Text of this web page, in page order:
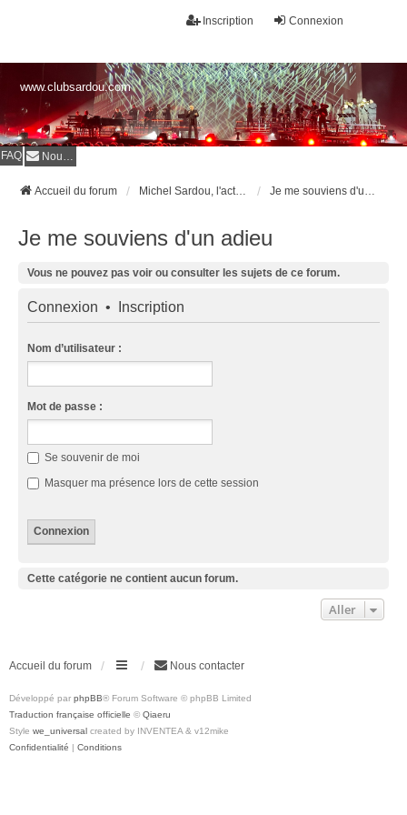
Connexion
Inscription
www.clubsardou.com
FAQ Nous contacter
Accueil du forum Michel Sardou, l'actualité Je me souviens d'un adieu
Je me souviens d'un adieu
Vous ne pouvez pas voir ou consulter les sujets de ce forum.
Connexion • Inscription
Nom d’utilisateur :
Mot de passe :
Se souvenir de moi
Masquer ma présence lors de cette session
Cette catégorie ne contient aucun forum.
Aller
Accueil du forum Nous contacter
Développé par phpBB® Forum Software © phpBB Limited
Traduction française officielle © Qiaeru
Style we_universal created by INVENTEA & v12mike
Confidentialité | Conditions